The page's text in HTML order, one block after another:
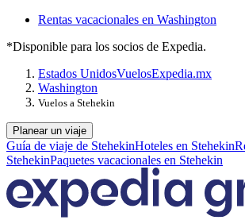
Rentas vacacionales en Washington
*Disponible para los socios de Expedia.
Estados UnidosVuelosExpedia.mx
Washington
Vuelos a Stehekin
Planear un viaje
Guía de viaje de StehekinHoteles en Stehekin
StehekinPaquetes vacacionales en Stehekin